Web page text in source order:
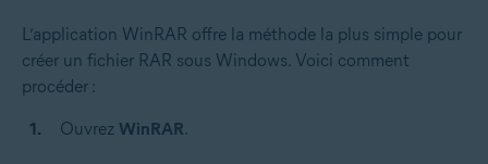
L’application WinRAR offre la méthode la plus simple pour
créer un fichier RAR sous Windows. Voici comment
procéder :
Ouvrez WinRAR.